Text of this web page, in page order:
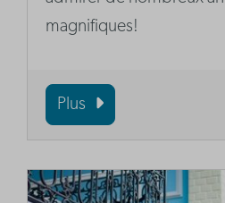
magnifiques!
Plus